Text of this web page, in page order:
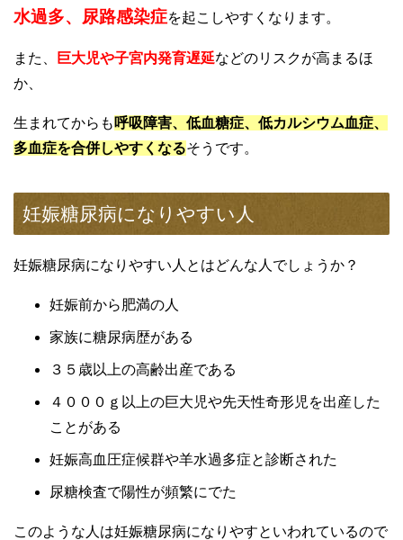
水過多、尿路感染症を起こしやすくなります。
また、 巨大児や子宮内発育遅延などのリスクが高まるほ
か、
生まれてからも 呼吸障害、低血糖症、低カルシウム血症、
多血症を合併しやすくなるそうです。
妊娠糖尿病になりやすい人
妊娠糖尿病になりやすい人とはどんな人でしょうか？
妊娠前から肥満の人
家族に糖尿病歴がある
３５歳以上の高齢出産である
４０００ｇ以上の巨大児や先天性奇形児を出産した
ことがある
妊娠高血圧症候群や羊水過多症と診断された
尿糖検査で陽性が頻繁にでた
このような人は妊娠糖尿病になりやすといわれているので